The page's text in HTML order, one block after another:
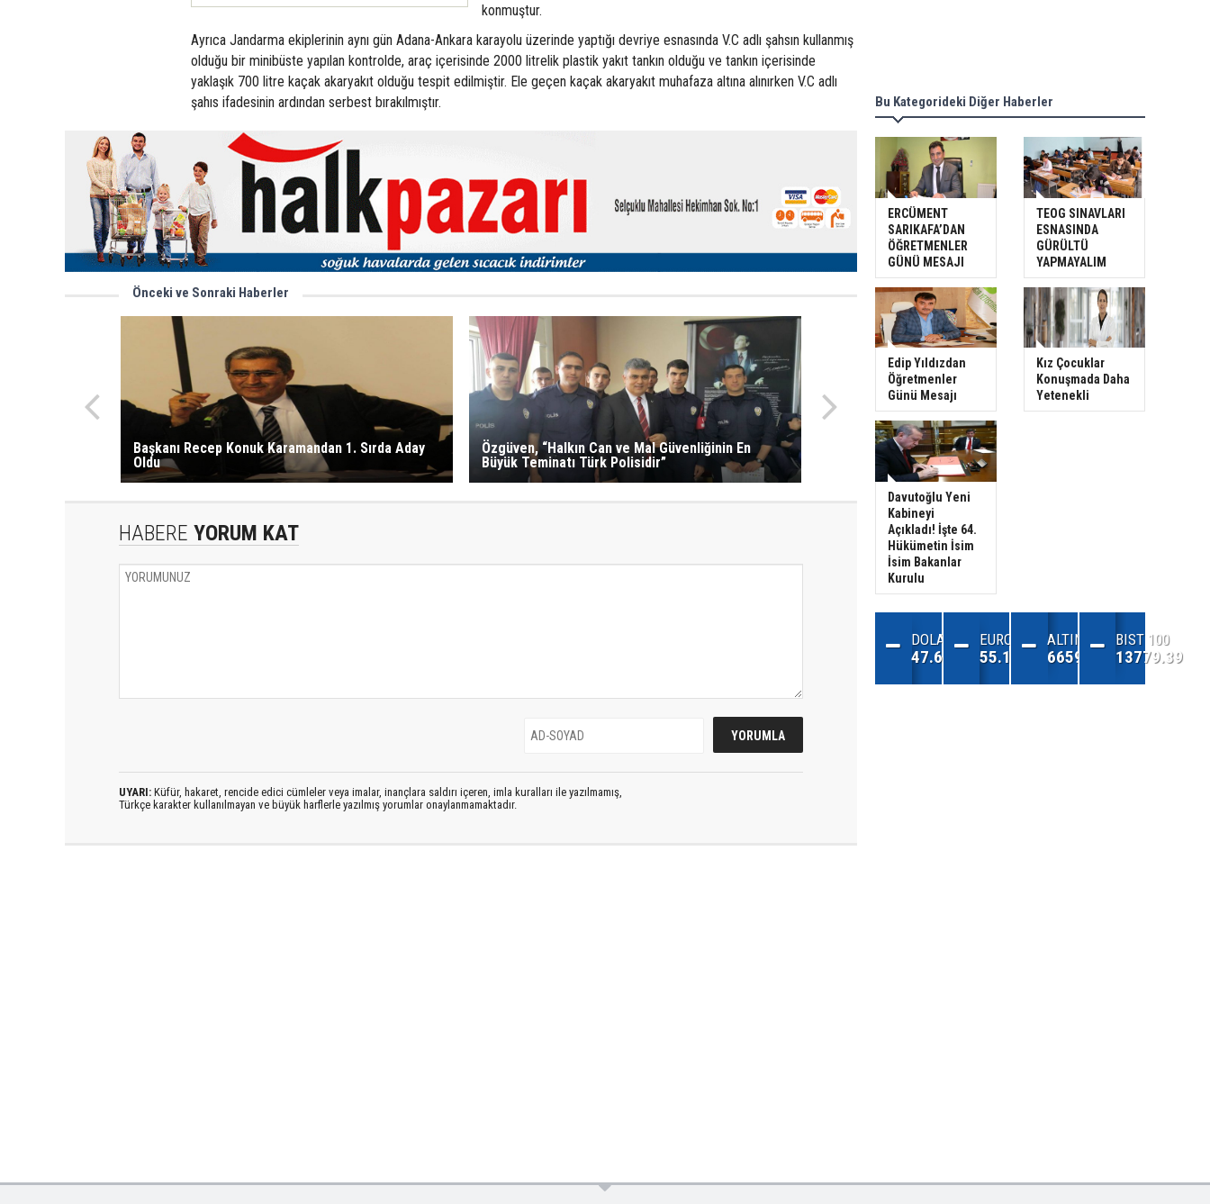
konmuştur.
Ayrıca Jandarma ekiplerinin aynı gün Adana-Ankara karayolu üzerinde yaptığı devriye esnasında V.C adlı şahsın kullanmış
olduğu bir minibüste yapılan kontrolde, araç içerisinde 2000 litrelik plastik yakıt tankın olduğu ve tankın içerisinde
yaklaşık 700 litre kaçak akaryakıt olduğu tespit edilmiştir. Ele geçen kaçak akaryakıt muhafaza altına alınırken V.C adlı
şahıs ifadesinin ardından serbest bırakılmıştır.
Önceki ve Sonraki Haberler
Başkanı Recep Konuk Karamandan 1. Sırda Aday
Oldu
Özgüven, “Halkın Can ve Mal Güvenliğinin En
Büyük Teminatı Türk Polisidir”
HABERE YORUM KAT
UYARI: Küfür, hakaret, rencide edici cümleler veya imalar, inançlara saldırı içeren, imla kuralları ile yazılmamış,
Türkçe karakter kullanılmayan ve büyük harflerle yazılmış yorumlar onaylanmamaktadır.
Bu Kategorideki Diğer Haberler
ERCÜMENT
SARIKAFA’DAN
ÖĞRETMENLER
GÜNÜ MESAJI
TEOG SINAVLARI
ESNASINDA
GÜRÜLTÜ
YAPMAYALIM
Edip Yıldızdan
Öğretmenler
Günü Mesajı
Kız Çocuklar
Konuşmada Daha
Yetenekli
Davutoğlu Yeni
Kabineyi
Açıkladı! İşte 64.
Hükümetin İsim
İsim Bakanlar
Kurulu
DOLAR
47.68
EURO
55.13
ALTIN
6659.71
BIST 100
13779.39